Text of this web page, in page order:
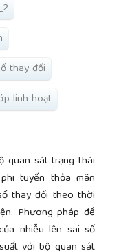
thay đổi
linh hoạt
quan sát trạng thái
tuyến thỏa mãn
thay đổi theo thời
Phương pháp đề
nhiễu lên sai số
với bộ quan sát